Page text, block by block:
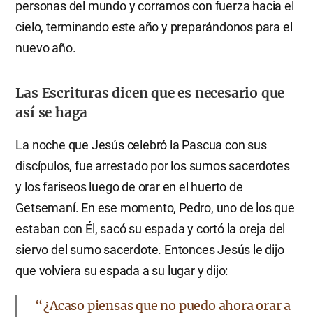
personas del mundo y corramos con fuerza hacia el
cielo, terminando este año y preparándonos para el
nuevo año.
Las Escrituras dicen que es necesario que
así se haga
La noche que Jesús celebró la Pascua con sus
discípulos, fue arrestado por los sumos sacerdotes
y los fariseos luego de orar en el huerto de
Getsemaní. En ese momento, Pedro, uno de los que
estaban con Él, sacó su espada y cortó la oreja del
siervo del sumo sacerdote. Entonces Jesús le dijo
que volviera su espada a su lugar y dijo:
“¿Acaso piensas que no puedo ahora orar a